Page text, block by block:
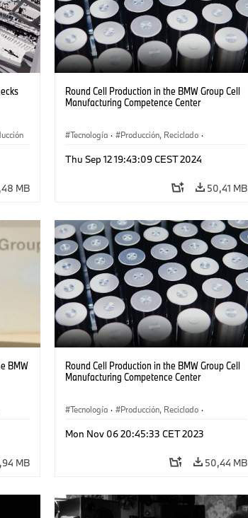
MB
Round Cell Production in the BMW Group Cell
Manufacturing Competence Center
Tecnología · Producción, Reciclado ·
Thu Sep 12 19:43:09 CEST 2024
50,41 MB
BMW
MB
Round Cell Production in the BMW Group Cell
Manufacturing Competence Center
Tecnología · Producción, Reciclado ·
Mon Nov 06 20:45:33 CET 2023
50,44 MB